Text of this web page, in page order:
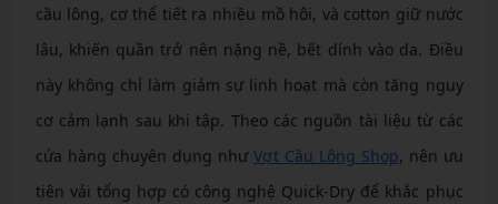
cầu lông, cơ thể tiết ra nhiều mồ hôi, và cotton giữ nước
lâu, khiến quần trở nên nặng nề, bết dính vào da. Điều
này không chỉ làm giảm sự linh hoạt mà còn tăng nguy
cơ cảm lạnh sau khi tập. Theo các nguồn tài liệu từ các
cửa hàng chuyên dụng như Vợt Cầu Lông Shop, nên ưu
tiên vải tổng hợp có công nghệ Quick-Dry để khắc phục